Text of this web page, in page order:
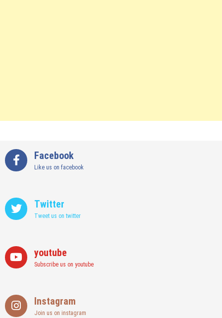
Facebook
Like us on facebook
Twitter
Tweet us on twitter
youtube
Subscribe us on youtube
Instagram
Join us on instagram